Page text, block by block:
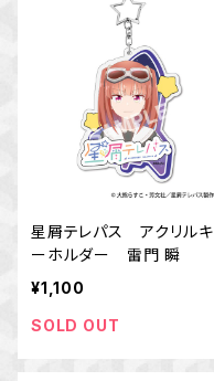
星屑テレパス アクリルキ
ーホルダー 雷門 瞬
¥1,100
SOLD OUT